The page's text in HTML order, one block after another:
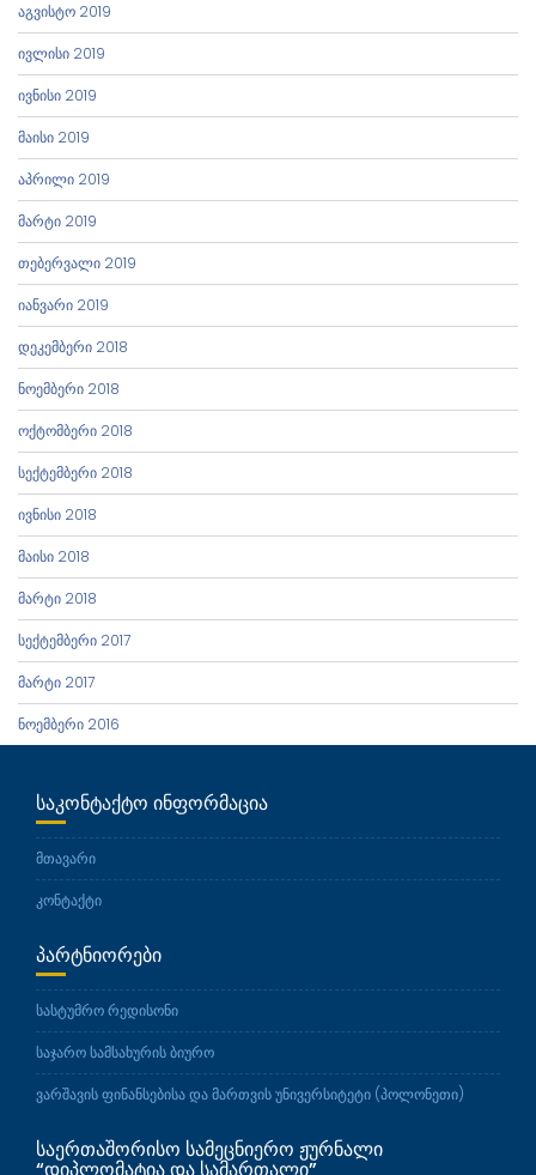
აგვისტო 2019
ივლისი 2019
ივნისი 2019
მაისი 2019
აპრილი 2019
მარტი 2019
თებერვალი 2019
იანვარი 2019
დეკემბერი 2018
ნოემბერი 2018
ოქტომბერი 2018
სექტემბერი 2018
ივნისი 2018
მაისი 2018
მარტი 2018
სექტემბერი 2017
მარტი 2017
ნოემბერი 2016
ᲡᲐᲙᲝᲜᲢᲐᲥᲢᲝ ᲘᲜᲤᲝᲠᲛᲐᲪᲘᲐ
მთავარი
კონტაქტი
ᲞᲐᲠᲢᲜᲘᲝᲠᲔᲑᲘ
სასტუმრო რედისონი
საჯარო სამსახურის ბიურო
ვარშავის ფინანსებისა და მართვის უნივერსიტეტი (პოლონეთი)
ᲡᲐᲔᲠᲗᲐᲨᲝᲠᲘᲡᲝ ᲡᲐᲛᲔᲪᲜᲘᲔᲠᲝ ᲟᲣᲠᲜᲐᲚᲘ